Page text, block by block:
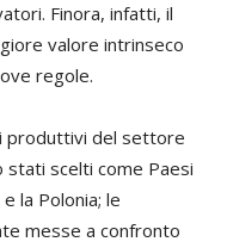
Finora, infatti, il
valore intrinseco
regole.
produttivi del settore
stati scelti come Paesi
la Polonia; le
messe a confronto